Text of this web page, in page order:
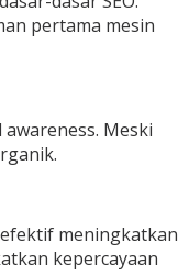
pertama mesin
Meski
meningkatkan
kepercayaan